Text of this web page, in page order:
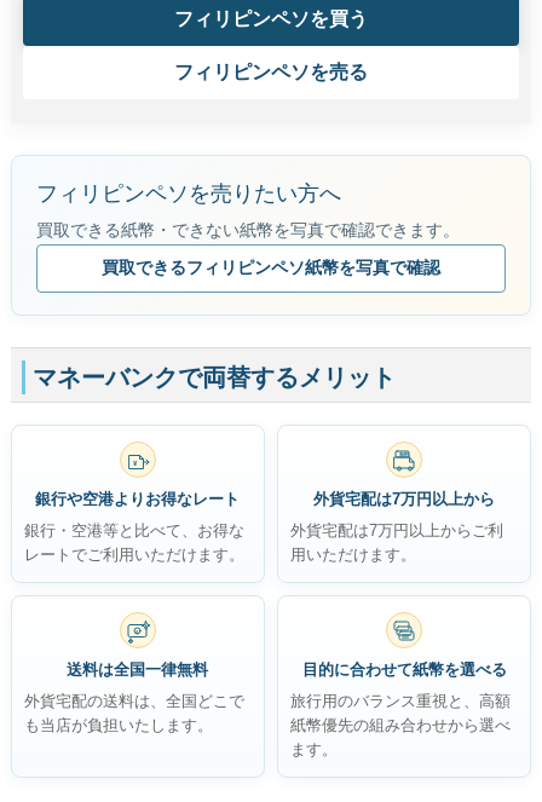
フィリピンペソを買う
フィリピンペソを売る
フィリピンペソを売りたい方へ
買取できる紙幣・できない紙幣を写真で確認できます。
買取できるフィリピンペソ紙幣を写真で確認
マネーバンクで両替するメリット
¥
銀行や空港よりお得なレート
銀行・空港等と比べて、お得な
レートでご利用いただけます。
無料
外貨宅配は7万円以上から
外貨宅配は7万円以上からご利
用いただけます。
$
送料は全国一律無料
外貨宅配の送料は、全国どこで
も当店が負担いたします。
目的に合わせて紙幣を選べる
旅行用のバランス重視と、高額
紙幣優先の組み合わせから選べ
ます。